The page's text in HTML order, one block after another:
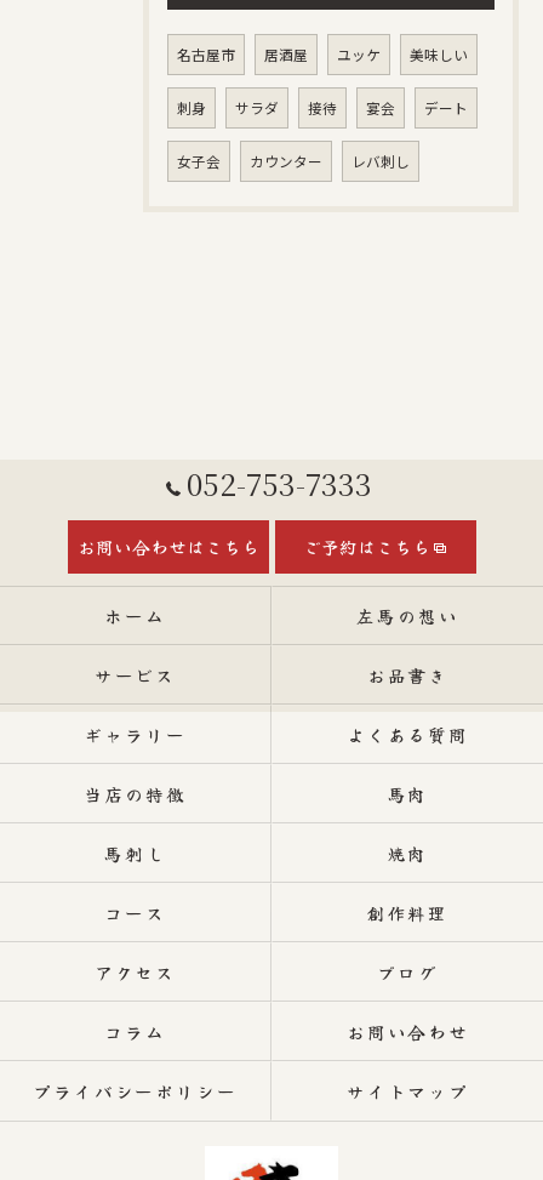
名古屋市 居酒屋 ユッケ 美味しい
刺身 サラダ 接待 宴会 デート
女子会 カウンター レバ刺し
052-753-7333
お問い合わせはこちら ご予約はこちら
ホーム 左馬の想い
サービス お品書き
ギャラリー よくある質問
当店の特徴 馬肉
馬刺し 焼肉
コース 創作料理
アクセス ブログ
コラム お問い合わせ
プライバシーポリシー サイトマップ